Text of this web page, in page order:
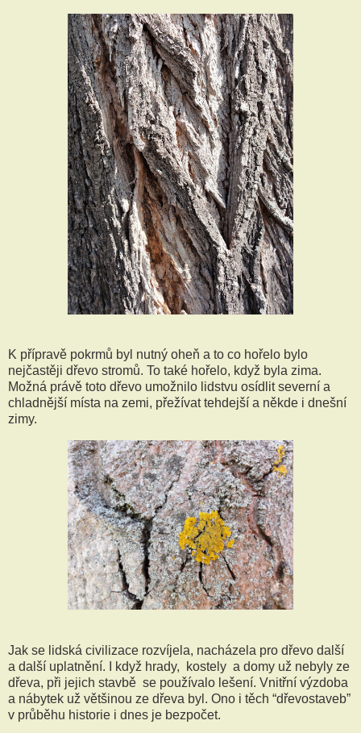
K přípravě pokrmů byl nutný oheň a to co hořelo bylo
nejčastěji dřevo stromů. To také hořelo, když byla zima.
Možná právě toto dřevo umožnilo lidstvu osídlit severní a
chladnější místa na zemi, přežívat tehdejší a někde i dnešní
zimy.
Jak se lidská civilizace rozvíjela, nacházela pro dřevo další
a další uplatnění. I když hrady, kostely a domy už nebyly ze
dřeva, při jejich stavbě se používalo lešení. Vnitřní výzdoba
a nábytek už většinou ze dřeva byl. Ono i těch “dřevostaveb”
v průběhu historie i dnes je bezpočet.